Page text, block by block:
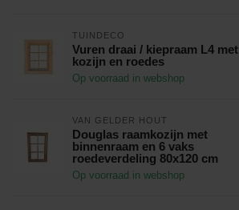
TUINDECO
Vuren draai / kiepraam L4 met
kozijn en roedes
Op voorraad in webshop
VAN GELDER HOUT
Douglas raamkozijn met
binnenraam en 6 vaks
roedeverdeling 80x120 cm
Op voorraad in webshop